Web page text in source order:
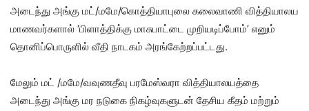
அடைந்து அங்கு மட்/மமே/கொத்தியாபுலை கலைவாணி வித்தியாலய
மாணவர்களால் ‘பிளாத்திக்கு மாசுபாட்டை முறியடிப்போம்’ எனும்
தொனிப்பொருளில் வீதி நாடகம் அரங்கேற்றப்பட்டது.
மேலும் மட் /மமே/வவுணதீவு பரமேஸ்வரா வித்தியாலயத்தை
அடைந்து அங்கு மர நடுகை நிகழ்வுகளுடன் தேசிய கீதம் மற்றும்